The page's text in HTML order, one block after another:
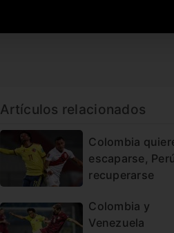
Artículos relacionados
Colombia
escaparse, Perú
recuperarse
Colombia y
Venezuela